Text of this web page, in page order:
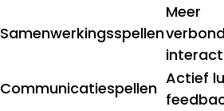
Samenwerkingsspellen
Meer
Communicatiespellen
Actief